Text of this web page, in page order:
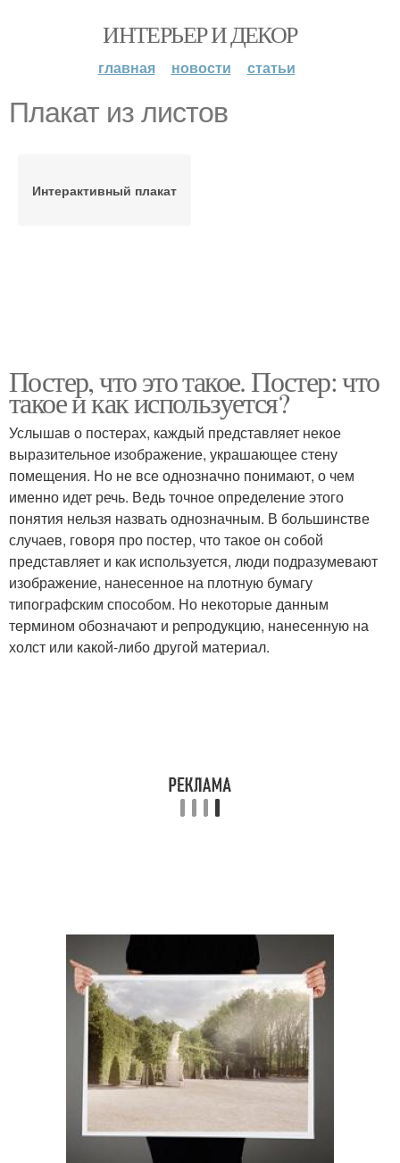
ИНТЕРЬЕР И ДЕКОР
главная новости статьи
Плакат из листов
Интерактивный плакат
Постер, что это такое. Постер: что
такое и как используется?
Услышав о постерах, каждый представляет некое
выразительное изображение, украшающее стену
помещения. Но не все однозначно понимают, о чем
именно идет речь. Ведь точное определение этого
понятия нельзя назвать однозначным. В большинстве
случаев, говоря про постер, что такое он собой
представляет и как используется, люди подразумевают
изображение, нанесенное на плотную бумагу
типографским способом. Но некоторые данным
термином обозначают и репродукцию, нанесенную на
холст или какой-либо другой материал.